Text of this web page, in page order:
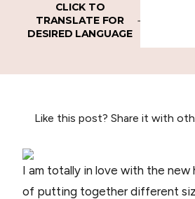
CLICK TO
TRANSLATE FOR
DESIRED LANGUAGE
Like this post? Share it with
I am totally in love with the new
of putting together different